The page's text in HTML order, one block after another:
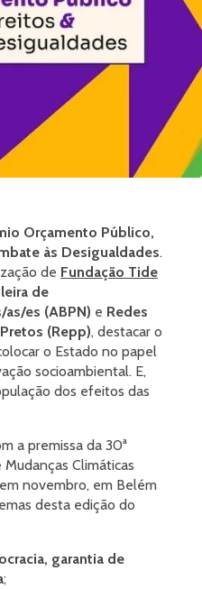
Orçamento Público,
às Desigualdades.
de Fundação Tide
de
es (ABPN) e Redes
(Repp), destacar o
o Estado no papel
socioambiental. E,
dos efeitos das
a premissa da 30ª
Climáticas
novembro, em Belém
desta edição do
garantia de
;